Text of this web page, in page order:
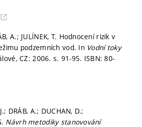
A.; JULÍNEK, T. Hodnocení rizik v
podzemních vod. In Vodní toky
CZ: 2006. s. 91-95. ISBN: 80-
DRÁB, A.; DUCHAN, D.;
Návrh metodiky stanovování